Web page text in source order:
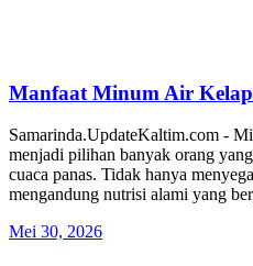
Manfaat Minum Air
Samarinda.UpdateKaltim.com -
menjadi pilihan banyak orang
cuaca panas. Tidak hanya
mengandung nutrisi alami yang
Mei 30, 2026